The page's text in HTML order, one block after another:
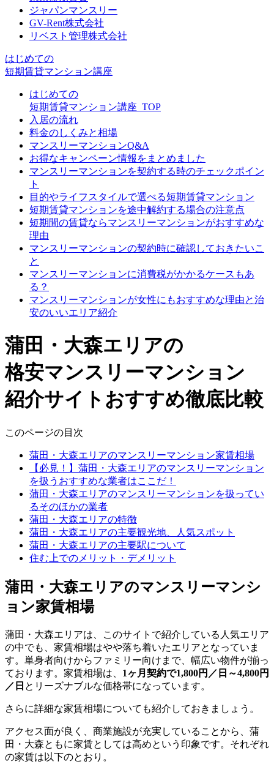
ジャパンマンスリー
GV-Rent株式会社
リベスト管理株式会社
はじめての
短期賃貸マンション講座
はじめての
短期賃貸マンション講座_TOP
入居の流れ
料金のしくみと相場
マンスリーマンションQ&A
お得なキャンペーン情報をまとめました
マンスリーマンションを契約する時のチェックポイン
ト
目的やライフスタイルで選べる短期賃貸マンション
短期賃貸マンションを途中解約する場合の注意点
短期間の賃貸ならマンスリーマンションがおすすめな
理由
マンスリーマンションの契約時に確認しておきたいこ
と
マンスリーマンションに消費税がかかるケースもあ
る？
マンスリーマンションが女性にもおすすめな理由と治
安のいいエリア紹介
蒲田・大森エリアの
格安マンスリーマンション
紹介サイトおすすめ徹底比較
このページの目次
蒲田・大森エリアのマンスリーマンション家賃相場
【必見！】蒲田・大森エリアのマンスリーマンション
を扱うおすすめな業者はここだ！
蒲田・大森エリアのマンスリーマンションを扱ってい
るそのほかの業者
蒲田・大森エリアの特徴
蒲田・大森エリアの主要観光地、人気スポット
蒲田・大森エリアの主要駅について
住む上でのメリット・デメリット
蒲田・大森エリアのマンスリーマンシ
ョン家賃相場
蒲田・大森エリアは、このサイトで紹介している人気エリア
の中でも、家賃相場はやや落ち着いたエリアとなっていま
す。単身者向けからファミリー向けまで、幅広い物件が揃っ
ております。家賃相場は、 1ヶ月契約で1,800円／日～4,800円
／日 とリーズナブルな価格帯になっています。
さらに詳細な家賃相場についても紹介しておきましょう。
アクセス面が良く、商業施設が充実していることから、蒲
田・大森ともに家賃としては高めという印象です。それぞれ
の家賃は以下のとおり。